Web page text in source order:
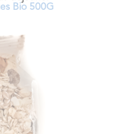
Bio 500G